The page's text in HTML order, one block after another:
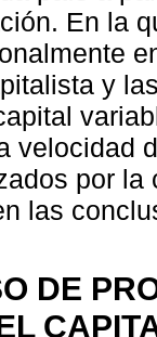
En la
y
velocidad
por
las
DE